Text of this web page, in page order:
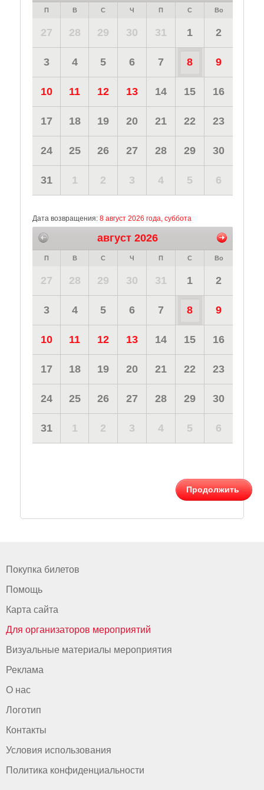
П В С Ч П С Во
27 28 29 30 31 1 2
3 4 5 6 7 8 9
10 11 12 13 14 15 16
17 18 19 20 21 22 23
24 25 26 27 28 29 30
31 1 2 3 4 5 6
Дата возвращения: 8 август 2026 года, суббота
август 2026
П В С Ч П С Во
27 28 29 30 31 1 2
3 4 5 6 7 8 9
10 11 12 13 14 15 16
17 18 19 20 21 22 23
24 25 26 27 28 29 30
31 1 2 3 4 5 6
Продолжить
Покупка билетов
Помощь
Карта сайта
Для организаторов мероприятий
Визуальные материалы мероприятия
Реклама
О нас
Логотип
Контакты
Условия использования
Политика конфиденциальности